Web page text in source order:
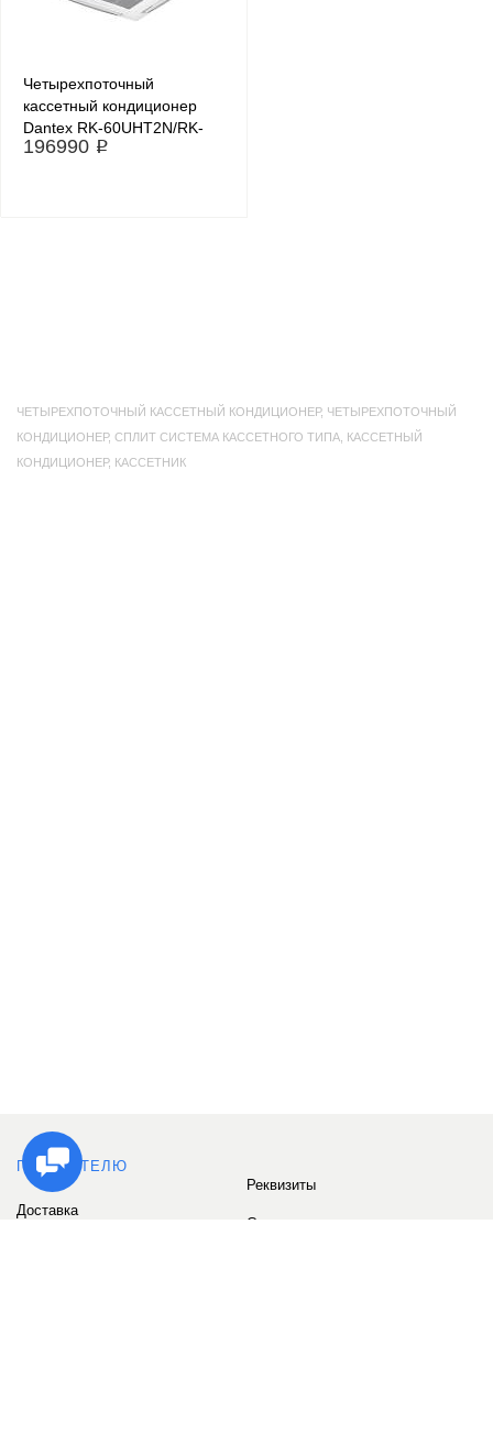
Четырехпоточный
кассетный кондиционер
Dantex RK-60UHT2N/RK-
60HT2NE-W
196990 ₽
ЧЕТЫРЕХПОТОЧНЫЙ КАССЕТНЫЙ КОНДИЦИОНЕР, ЧЕТЫРЕХПОТОЧНЫЙ
КОНДИЦИОНЕР, СПЛИТ СИСТЕМА КАССЕТНОГО ТИПА КАССЕТНЫЙ
КОНДИЦИОНЕР, КАССЕТНИК
ПОКУПАТЕЛЮ
Доставка
Реквизиты
Сервис